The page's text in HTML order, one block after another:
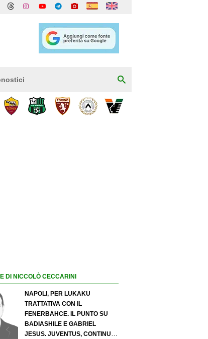
DI NICCOLÒ CECCARINI
NAPOLI, PER LUKAKU
TRATTATIVA CON IL
FENERBAHCE. IL PUNTO SU
BADIASHILE E GABRIEL
JESUS. JUVENTUS, CONTINUA